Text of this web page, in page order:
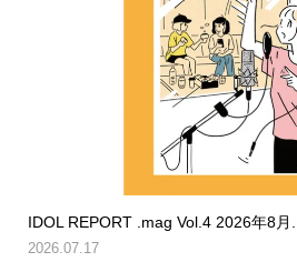
IDOL REPORT .mag Vol.4 2026年8月...
2026.07.17